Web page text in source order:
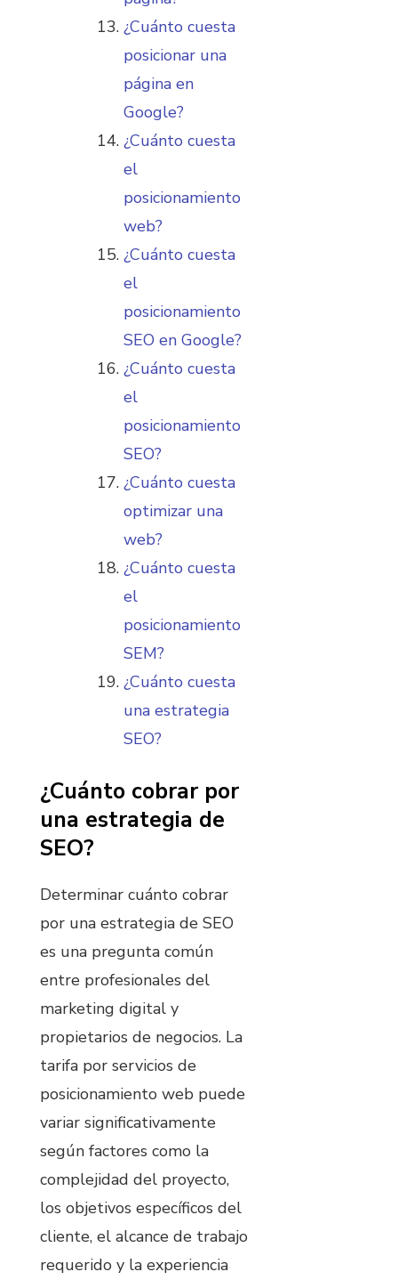
¿Cuánto cuesta
posicionar una
página en
Google?
¿Cuánto cuesta
el
posicionamiento
web?
¿Cuánto cuesta
el
posicionamiento
SEO en Google?
¿Cuánto cuesta
el
posicionamiento
SEO?
¿Cuánto cuesta
optimizar una
web?
¿Cuánto cuesta
el
posicionamiento
SEM?
¿Cuánto cuesta
una estrategia
SEO?
¿Cuánto cobrar por
una estrategia de
SEO?
Determinar cuánto cobrar
por una estrategia de SEO
es una pregunta común
entre profesionales del
marketing digital y
propietarios de negocios. La
tarifa por servicios de
posicionamiento web puede
variar significativamente
según factores como la
complejidad del proyecto,
los objetivos específicos del
cliente, el alcance de trabajo
requerido y la experiencia